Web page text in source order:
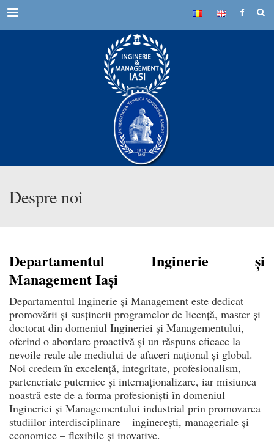
Menu
Despre noi
Departamentul Inginerie şi
Management Iaşi
Departamentul Inginerie și Management este dedicat
promovării și susținerii programelor de licență, master și
doctorat din domeniul Ingineriei și Managementului,
oferind o abordare proactivă și un răspuns eficace la
nevoile reale ale mediului de afaceri național și global.
Noi credem în excelență, integritate, profesionalism,
parteneriate puternice și internaționalizare, iar misiunea
noastră este de a forma profesioniști în domeniul
Ingineriei și Managementului industrial prin promovarea
studiilor interdisciplinare – inginerești, manageriale și
economice – flexibile și inovative.